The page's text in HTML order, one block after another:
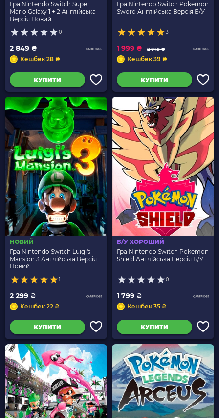
Гра Nintendo Switch Super
Mario Galaxy 1 + 2 Англійська
Версія Новий
0
2 849 ₴
Кешбек 28 ₴
КУПИТИ
Гра Nintendo Switch Pokemon
Sword Англійська Версія Б/У
3
2 049 ₴
1 999 ₴
Кешбек 39 ₴
КУПИТИ
НОВИЙ
Гра Nintendo Switch Luigi's
Mansion 3 Англійська Версія
Новий
1
2 299 ₴
Кешбек 22 ₴
КУПИТИ
Б/У ХОРОШИЙ
Гра Nintendo Switch Pokemon
Shield Англійська Версія Б/У
0
1 799 ₴
Кешбек 35 ₴
КУПИТИ